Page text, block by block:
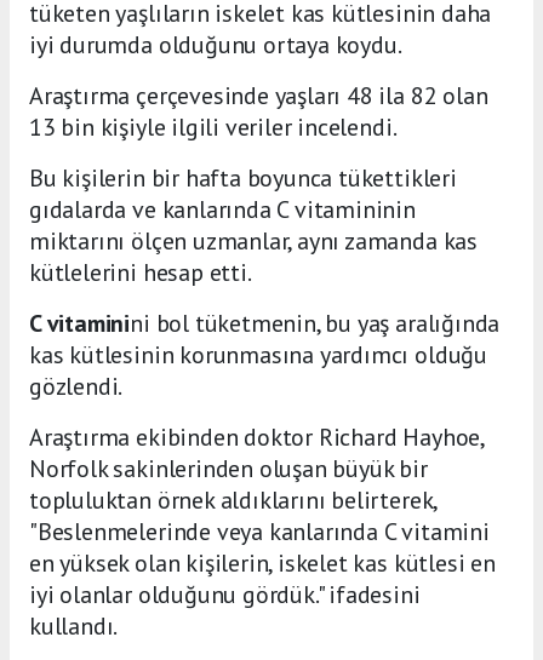
tüketen yaşlıların iskelet kas kütlesinin daha
iyi durumda olduğunu ortaya koydu.
Araştırma çerçevesinde yaşları 48 ila 82 olan
13 bin kişiyle ilgili veriler incelendi.
Bu kişilerin bir hafta boyunca tükettikleri
gıdalarda ve kanlarında C vitamininin
miktarını ölçen uzmanlar, aynı zamanda kas
kütlelerini hesap etti.
C vitaminini bol tüketmenin, bu yaş aralığında
kas kütlesinin korunmasına yardımcı olduğu
gözlendi.
Araştırma ekibinden doktor Richard Hayhoe,
Norfolk sakinlerinden oluşan büyük bir
topluluktan örnek aldıklarını belirterek,
"Beslenmelerinde veya kanlarında C vitamini
en yüksek olan kişilerin, iskelet kas kütlesi en
iyi olanlar olduğunu gördük." ifadesini
kullandı.